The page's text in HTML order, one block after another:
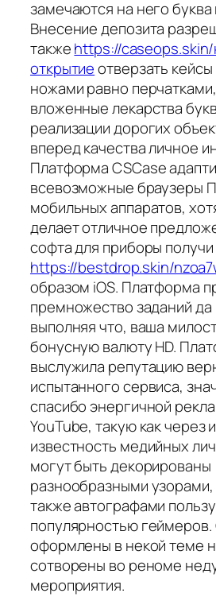
замечаются на него
Внесение депозита
такжеhttps://
открытиеотверзать
ножами равно
вложенные лекарства
реализации дорогих
вперед качества личное
Платформа CSCase
всевозможные браузеры
мобильных аппаратов,
делает отличное
софта для приборы
https://bestdrop.skin/
образом iOS. Платформа
премножество заданий да
выполняя что, ваша
бонусную валюту HD.
выслужила репутацию
испытанного сервиса,
спасибо энергичной
YouTube, такую как
известность медийных
могут быть декорированы
разнообразными узорами,
также автографами
популярностью
оформлены в некой теме
сотворены во реноме
мероприятия.